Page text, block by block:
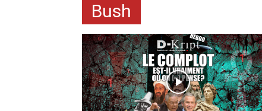
Bush